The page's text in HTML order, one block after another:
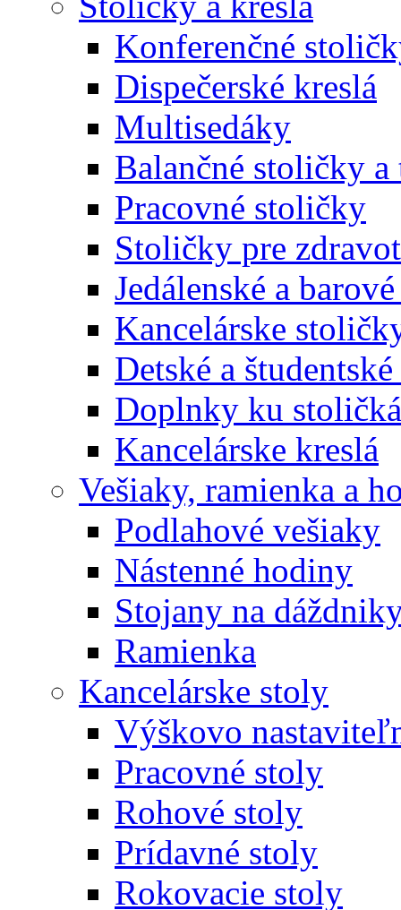
Konferenčné
Dispečerské kreslá
Multisedáky
Balančné stoličky a
Pracovné stoličky
Stoličky pre
Jedálenské a
Kancelárske
Detské a
Doplnky ku
Kancelárske kreslá
Vešiaky, ramienka a
Podlahové vešiaky
Nástenné hodiny
Stojany na
Ramienka
Kancelárske stoly
Výškovo
Pracovné stoly
Rohové stoly
Prídavné stoly
Rokovacie stoly